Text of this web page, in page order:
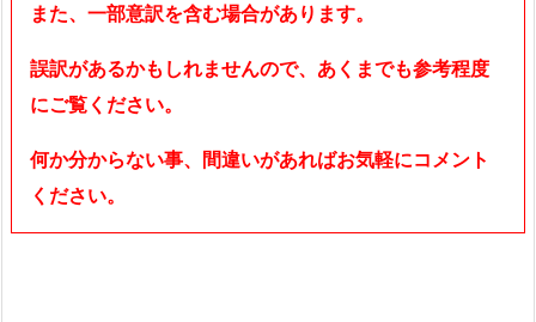
また、一部意訳を含む場合があります。
誤訳があるかもしれませんので、あくまでも参考程度
にご覧ください。
何か分からない事、間違いがあればお気軽にコメント
ください。